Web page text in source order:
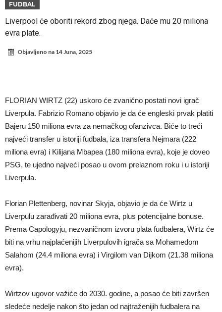
UEFA
Murinjo uvodi strogu disciplinu u Real Madrid. Ovo su tri nova
pravila
Arsenal za 138 miliona evra dovodi zvezdu Serie A?
FUDBAL
Liverpool će oboriti rekord zbog njega. Daće mu 20 miliona
evra plate.
Objavljeno na 14 Juna, 2025
FLORIAN WIRTZ (22) uskoro će zvanično postati novi igrač
Liverpula. Fabrizio Romano objavio je da će engleski prvak platiti
Bajeru 150 miliona evra za nemačkog ofanzivca. Biće to treći
najveći transfer u istoriji fudbala, iza transfera Nejmara (222
miliona evra) i Kilijana Mbapea (180 miliona evra), koje je doveo
PSG, te ujedno najveći posao u ovom prelaznom roku i u istoriji
Liverpula.
Florian Plettenberg, novinar Skyja, objavio je da će Wirtz u
Liverpulu zarađivati 20 miliona evra, plus potencijalne bonuse.
Prema Capologyju, nezvaničnom izvoru plata fudbalera, Wirtz će
biti na vrhu najplaćenijih Liverpulovih igrača sa Mohamedom
Salahom (24.4 miliona evra) i Virgilom van Dijkom (21.38 miliona
evra).
Wirtzov ugovor važiće do 2030. godine, a posao će biti završen
sledeće nedelje nakon što jedan od najtraženijih fudbalera na